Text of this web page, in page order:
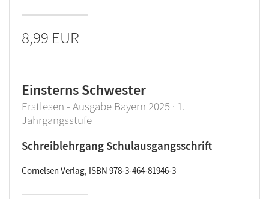
8,99 EUR
Einsterns Schwester
Erstlesen - Ausgabe Bayern 2025 · 1.
Jahrgangsstufe
Schreiblehrgang Schulausgangsschrift
Cornelsen Verlag, ISBN 978-3-464-81946-3